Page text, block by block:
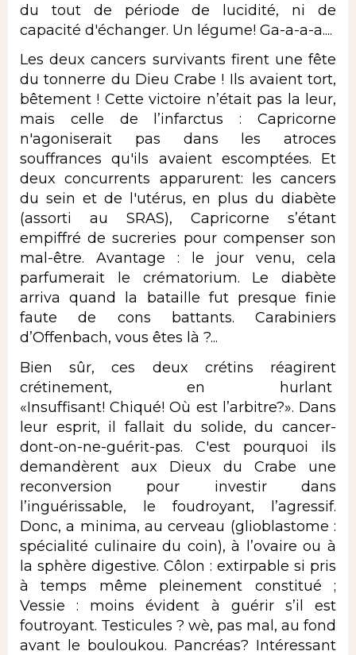
du tout de période de lucidité, ni de
capacité d'échanger. Un légume! Ga-a-a-a....
Les deux cancers survivants firent une fête
du tonnerre du Dieu Crabe ! Ils avaient tort,
bêtement ! Cette victoire n’était pas la leur,
mais celle de l’infarctus : Capricorne
n'agoniserait pas dans les atroces
souffrances qu'ils avaient escomptées. Et
deux concurrents apparurent: les cancers
du sein et de l'utérus, en plus du diabète
(assorti au SRAS), Capricorne s’étant
empiffré de sucreries pour compenser son
mal-être. Avantage : le jour venu, cela
parfumerait le crématorium. Le diabète
arriva quand la bataille fut presque finie
faute de cons battants. Carabiniers
d’Offenbach, vous êtes là ?...
Bien sûr, ces deux crétins réagirent
crétinement, en hurlant
«Insuffisant! Chiqué! Où est l’arbitre?». Dans
leur esprit, il fallait du solide, du cancer-
dont-on-ne-guérit-pas. C'est pourquoi ils
demandèrent aux Dieux du Crabe une
reconversion pour investir dans
l’inguérissable, le foudroyant, l’agressif.
Donc, a minima, au cerveau (glioblastome :
spécialité culinaire du coin), à l’ovaire ou à
la sphère digestive. Côlon : extirpable si pris
à temps même pleinement constitué ;
Vessie : moins évident à guérir s’il est
foutroyant. Testicules ? wè, pas mal, au fond
avant le bouloukou. Pancréas? Intéressant